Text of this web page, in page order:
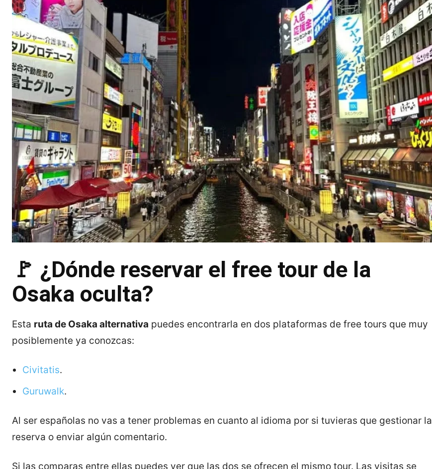
🚩 ¿Dónde reservar el free tour de la
Osaka oculta?
Esta ruta de Osaka alternativa puedes encontrarla en dos plataformas de free tours que muy
posiblemente ya conozcas:
Civitatis.
Guruwalk.
Al ser españolas no vas a tener problemas en cuanto al idioma por si tuvieras que gestionar la
reserva o enviar algún comentario.
Si las comparas entre ellas puedes ver que las dos se ofrecen el mismo tour. Las visitas se